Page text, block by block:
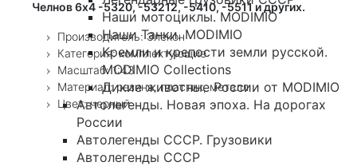
Наши мотоциклы. MODIMIO
Наши Танки. MODIMIO
Кремли и крепости земли русской.
MODIMIO Collections
Дикие животные России от MODIMIO
Автолегенды. Новая эпоха. На дорогах
России
Автолегенды СССР. Грузовики
Автолегенды СССР
Челнов 6х4 -5320, -53212, -5410, -5511 и других.
Производитель: Элекон
Категория: комплектующие
Масштаб: 1:43
Материал: резина, пластик, металл
Цвет: черный